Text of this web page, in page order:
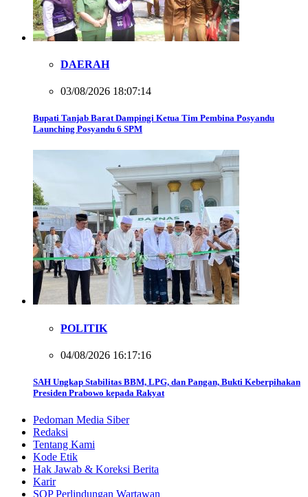
DAERAH
03/08/2026 18:07:14
Bupati Tanjab Barat Dampingi Ketua Tim Pembina Posyandu
Launching Posyandu 6 SPM
POLITIK
04/08/2026 16:17:16
SAH Ungkap Stabilitas BBM, LPG, dan Pangan, Bukti Keberpihakan
Presiden Prabowo kepada Rakyat
Pedoman Media Siber
Redaksi
Tentang Kami
Kode Etik
Hak Jawab & Koreksi Berita
Karir
SOP Perlindungan Wartawan